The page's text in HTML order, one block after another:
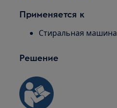
Применяется к
Стиральная машина
Решение